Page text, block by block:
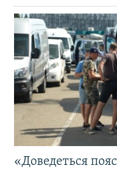
«Доведеться